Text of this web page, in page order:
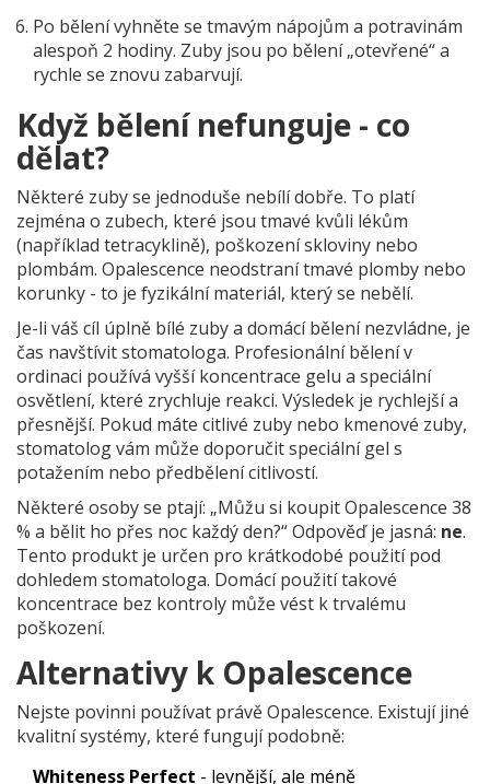
Po bělení vyhněte se tmavým nápojům a potravinám
alespoň 2 hodiny. Zuby jsou po bělení „otevřené“ a
rychle se znovu zabarvují.
Když bělení nefunguje - co
dělat?
Některé zuby se jednoduše nebílí dobře. To platí
zejména o zubech, které jsou tmavé kvůli lékům
(například tetracyklině), poškození skloviny nebo
plombám. Opalescence neodstraní tmavé plomby nebo
korunky - to je fyzikální materiál, který se nebělí.
Je-li váš cíl úplně bílé zuby a domácí bělení nezvládne, je
čas navštívit stomatologa. Profesionální bělení v
ordinaci používá vyšší koncentrace gelu a speciální
osvětlení, které zrychluje reakci. Výsledek je rychlejší a
přesnější. Pokud máte citlivé zuby nebo kmenové zuby,
stomatolog vám může doporučit speciální gel s
potažením nebo předbělení citlivostí.
Některé osoby se ptají: „Můžu si koupit Opalescence 38
% a bělit ho přes noc každý den?“ Odpověď je jasná: ne.
Tento produkt je určen pro krátkodobé použití pod
dohledem stomatologa. Domácí použití takové
koncentrace bez kontroly může vést k trvalému
poškození.
Alternativy k Opalescence
Nejste povinni používat právě Opalescence. Existují jiné
kvalitní systémy, které fungují podobně:
Whiteness Perfect - levnější, ale méně